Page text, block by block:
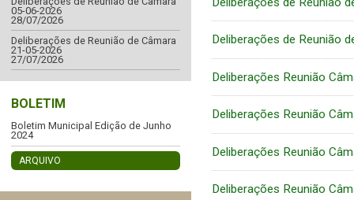
05-06-2026
28/07/2026
Deliberações de Reunião de Câmara
21-05-2026
27/07/2026
BOLETIM
Boletim Municipal Edição de Junho
2024
ARQUIVO
Deliberações de Reunião
Deliberações Reunião
Deliberações Reunião
Deliberações Reunião
Deliberações Reunião